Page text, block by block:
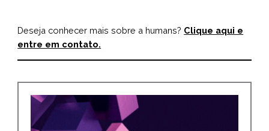
Deseja conhecer mais sobre a humans? Clique aqui e
entre em contato.